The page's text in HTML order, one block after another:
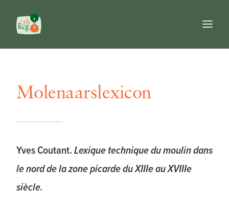
Publicaties
Prijzen
FR
NL
Molenaarslexicon
Yves Coutant.Lexique technique du moulin dans
le nord de la zone picarde du XIIIe au XVIIIe
siècle.